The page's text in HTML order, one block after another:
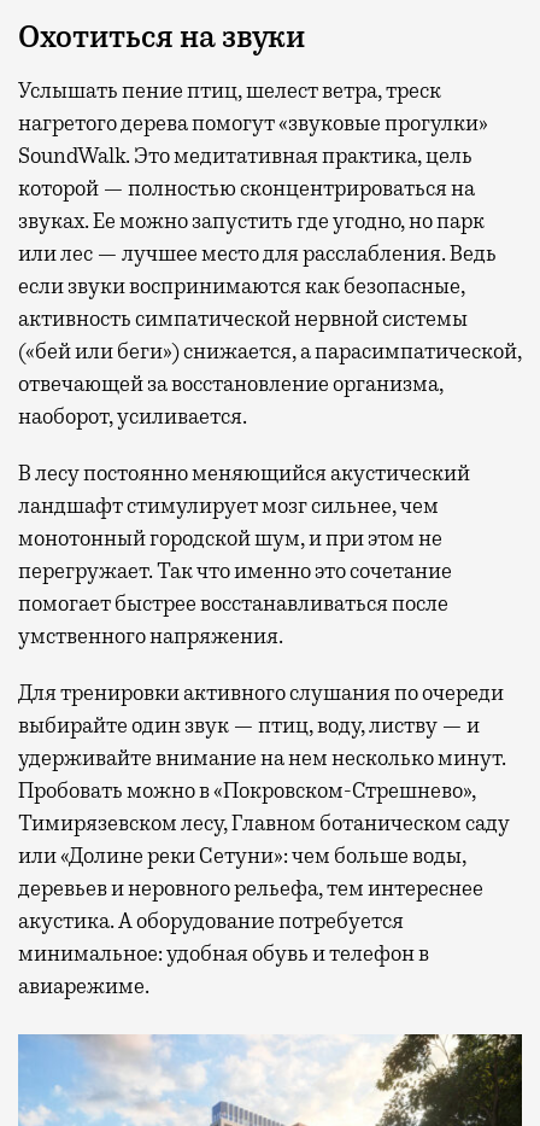
Охотиться на звуки
Услышать пение птиц, шелест ветра, треск
нагретого дерева помогут «звуковые прогулки»
SoundWalk. Это медитативная практика, цель
которой — полностью сконцентрироваться на
звуках. Ее можно запустить где угодно, но парк
или лес — лучшее место для расслабления. Ведь
если звуки воспринимаются как безопасные,
активность симпатической нервной системы
(«бей или беги») снижается, а парасимпатической,
отвечающей за восстановление организма,
наоборот, усиливается.
В лесу постоянно меняющийся акустический
ландшафт стимулирует мозг сильнее, чем
монотонный городской шум, и при этом не
перегружает. Так что именно это сочетание
помогает быстрее восстанавливаться после
умственного напряжения.
Для тренировки активного слушания по очереди
выбирайте один звук — птиц, воду, листву — и
удерживайте внимание на нем несколько минут.
Пробовать можно в «Покровском-Стрешнево»,
Тимирязевском лесу, Главном ботаническом саду
или «Долине реки Сетуни»: чем больше воды,
деревьев и неровного рельефа, тем интереснее
акустика. А оборудование потребуется
минимальное: удобная обувь и телефон в
авиарежиме.